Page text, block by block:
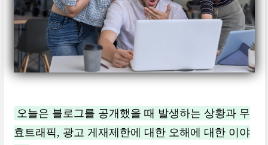
오늘은 블로그를 공개했을 때 발생하는 상황과 무
효트래픽, 광고 게재제한에 대한 오해에 대한 이야